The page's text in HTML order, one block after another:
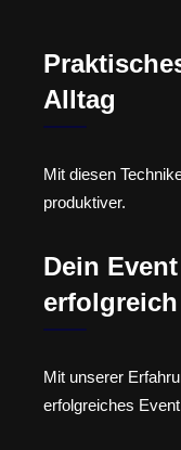
Alltag
Mit diesen
produktiver.
Dein
erfolgreich
Mit unserer
erfolgreiches